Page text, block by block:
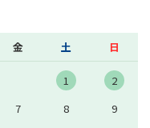
金 土 日
1
2
7 8
9